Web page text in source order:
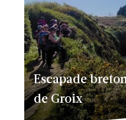
Escapade
de Groix